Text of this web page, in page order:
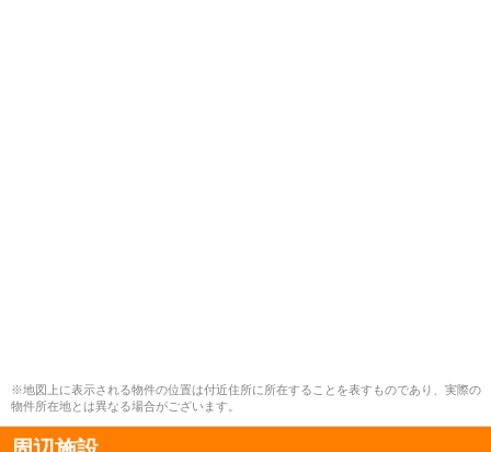
※地図上に表示される物件の位置は付近住所に所在することを表すものであり、実際の
物件所在地とは異なる場合がございます。